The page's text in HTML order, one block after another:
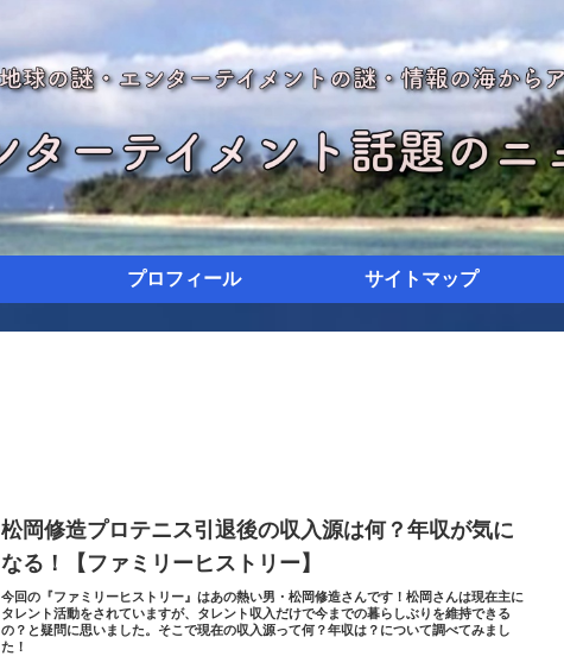
プロフィール サイトマップ
松岡修造プロテニス引退後の収入源は何？年収が気に
なる！【ファミリーヒストリー】
今回の『ファミリーヒストリー』はあの熱い男・松岡修造さんです！松岡さんは現在主に
タレント活動をされていますが、タレント収入だけで今までの暮らしぶりを維持できる
の？と疑問に思いました。そこで現在の収入源って何？年収は？について調べてみまし
た！